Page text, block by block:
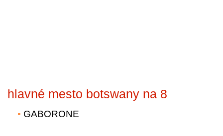
hlavné mesto botswany na 8
GABORONE